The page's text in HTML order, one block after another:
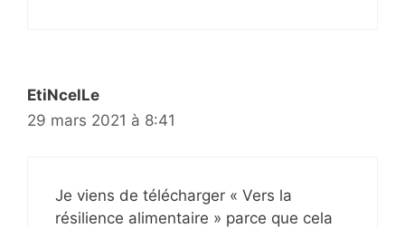
EtiNcelLe
29 mars 2021 à 8:41
Je viens de télécharger « Vers la
résilience alimentaire » parce que cela